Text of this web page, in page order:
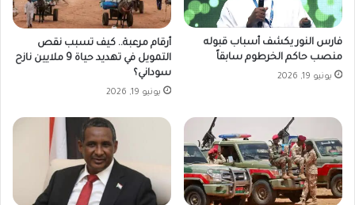
فارس النور يكشف أسباب قبوله
منصب حاكم الخرطوم سابقاً
يونيو 19, 2026
أرقام مرعبة.. كيف تسبب نقص
التمويل في تهديد حياة 9 ملايين نازح
سوداني؟
يونيو 19, 2026